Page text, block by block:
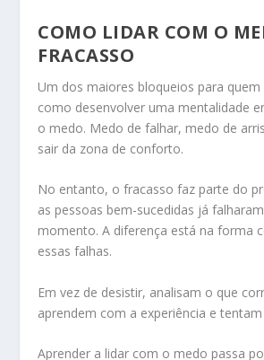
COMO LIDAR COM O
FRACASSO
Um dos maiores bloqueios para
como desenvolver uma mentalidade
o medo. Medo de falhar, medo de
sair da zona de conforto.
No entanto, o fracasso faz parte do
as pessoas bem-sucedidas já
momento. A diferença está na forma
essas falhas.
Em vez de desistir, analisam o que
aprendem com a experiência e
Aprender a lidar com o medo passa